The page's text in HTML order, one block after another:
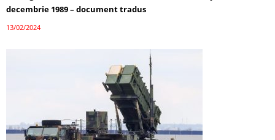
decembrie 1989 – document tradus
13/02/2024